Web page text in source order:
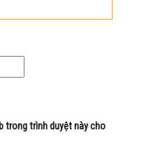
trong trình duyệt này cho